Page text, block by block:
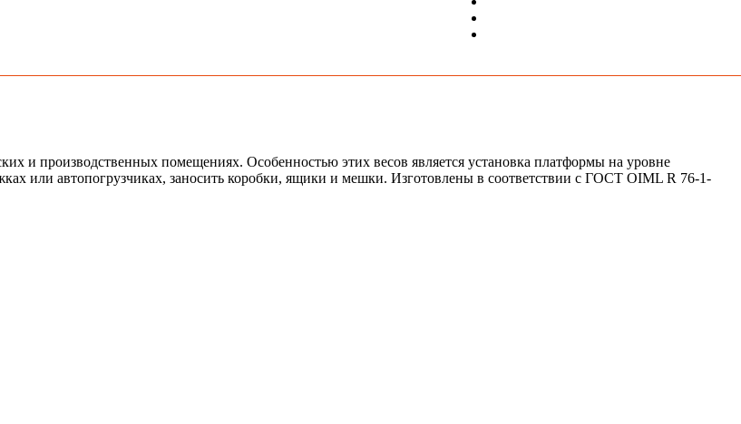
и производственных помещениях. Особенностью этих весов является установка платформы на уровне
или автопогрузчиках, заносить коробки, ящики и мешки. Изготовлены в соответствии с ГОСТ OIML R 76-1-